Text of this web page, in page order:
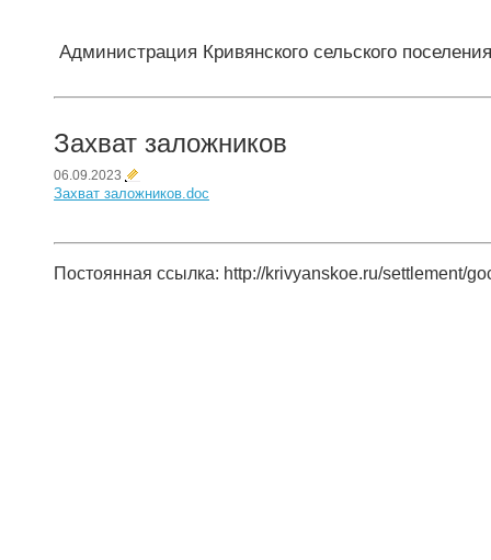
Администрация Кривянского сельского поселения
Захват заложников
06.09.2023
Захват заложников.doc
Постоянная ссылка: http://krivyanskoe.ru/settlement/